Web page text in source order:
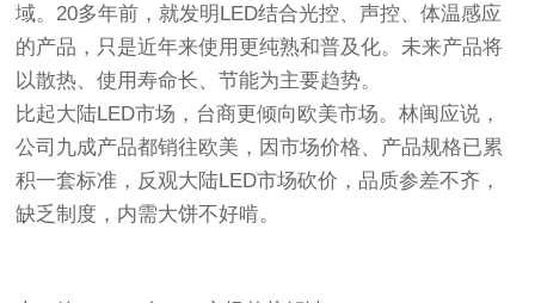
域。20多年前，就发明LED结合光控、声控、体温感应
的产品，只是近年来使用更纯熟和普及化。未来产品将
以散热、使用寿命长、节能为主要趋势。
比起大陆LED市场，台商更倾向欧美市场。林闽应说，
公司九成产品都销往欧美，因市场价格、产品规格已累
积一套标准，反观大陆LED市场砍价，品质参差不齐，
缺乏制度，内需大饼不好啃。